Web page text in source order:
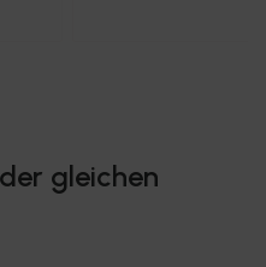
gleichen